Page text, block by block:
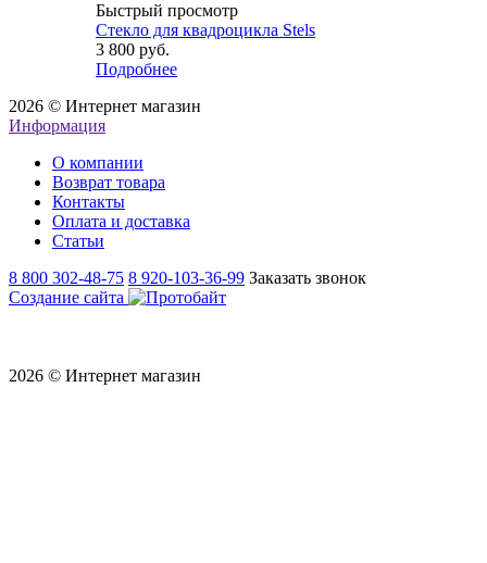
Быстрый просмотр
Стекло для квадроцикла Stels
3 800 руб.
Подробнее
2026 © Интернет магазин
Информация
О компании
Возврат товара
Контакты
Оплата и доставка
Статьи
8 800 302-48-75 8 920-103-36-99 Заказать звонок
Создание сайта
2026 © Интернет магазин